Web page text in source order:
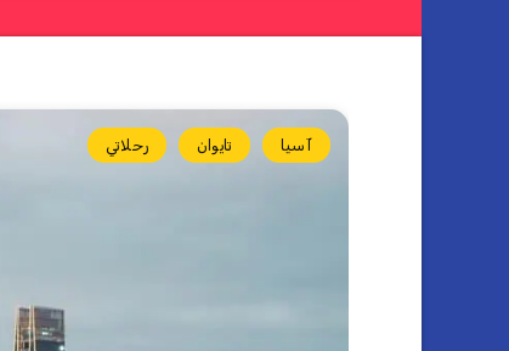
آسيا تايوان رحلاتي